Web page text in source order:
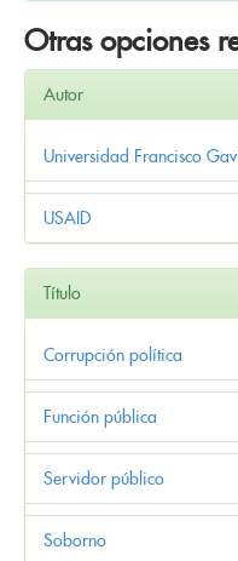
Otras opciones
Autor
Universidad Francisco
USAID
Título
Corrupción política
Función pública
Servidor público
Soborno